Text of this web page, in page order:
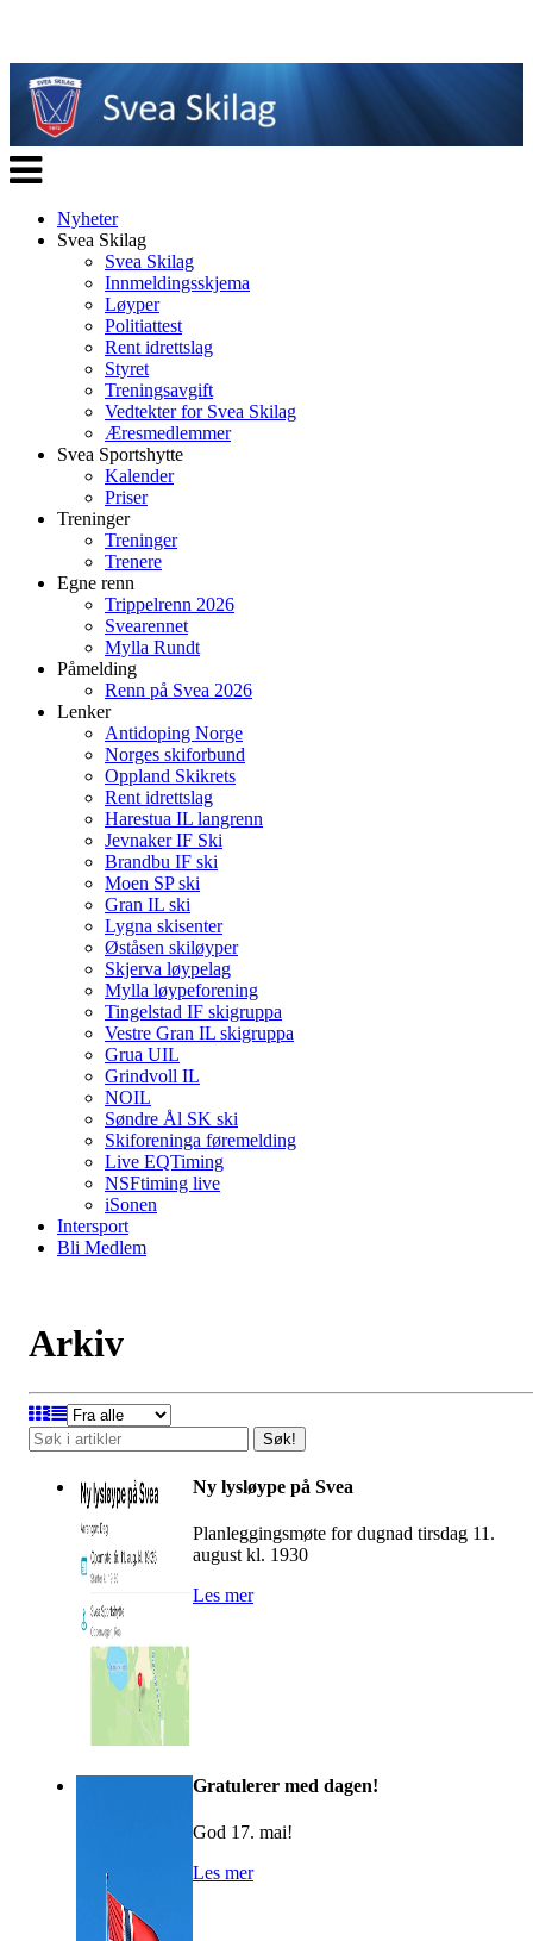
Veksle
navigasjon
Nyheter
Svea Skilag
Svea Skilag
Innmeldingsskjema
Løyper
Politiattest
Rent idrettslag
Styret
Treningsavgift
Vedtekter for Svea Skilag
Æresmedlemmer
Svea Sportshytte
Kalender
Priser
Treninger
Treninger
Trenere
Egne renn
Trippelrenn 2026
Svearennet
Mylla Rundt
Påmelding
Renn på Svea 2026
Lenker
Antidoping Norge
Norges skiforbund
Oppland Skikrets
Rent idrettslag
Harestua IL langrenn
Jevnaker IF Ski
Brandbu IF ski
Moen SP ski
Gran IL ski
Lygna skisenter
Øståsen skiløyper
Skjerva løypelag
Mylla løypeforening
Tingelstad IF skigruppa
Vestre Gran IL skigruppa
Grua UIL
Grindvoll IL
NOIL
Søndre Ål SK ski
Skiforeninga føremelding
Live EQTiming
NSFtiming live
iSonen
Intersport
Bli Medlem
Arkiv
Søk!
Ny lysløype på Svea
Planleggingsmøte for dugnad tirsdag 11.
august kl. 1930
Les mer
Gratulerer med dagen!
God 17. mai!
Les mer